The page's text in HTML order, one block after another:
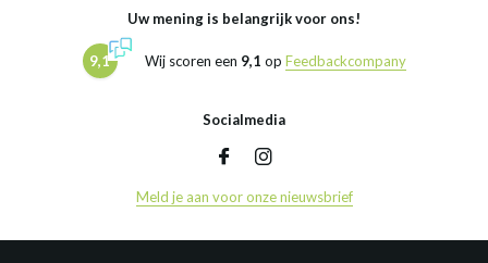
Uw mening is belangrijk voor ons!
9,1 Wij scoren een 9,1 op Feedbackcompany
Socialmedia
Meld je aan voor onze nieuwsbrief